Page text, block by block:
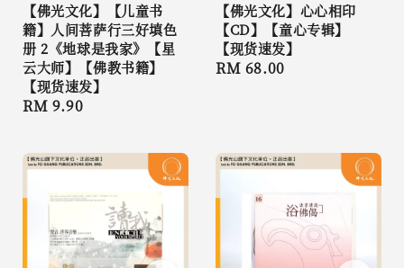
【佛光文化】【儿童书
籍】人间菩萨行三好填色
册 2《地球是我家》【星
云大师】【佛教书籍】
【现货速发】
Regular
RM 9.90
【佛光文化】心心相印
【CD】【童心专辑】
【现货速发】
Regular
RM 68.00